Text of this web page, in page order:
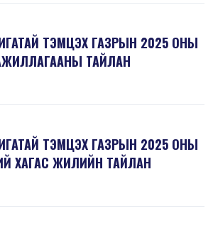
ТЭМЦЭХ ГАЗРЫН 2025 ОНЫ
ТАЙЛАН
ТЭМЦЭХ ГАЗРЫН 2025 ОНЫ
ХАГАС ЖИЛИЙН ТАЙЛАН